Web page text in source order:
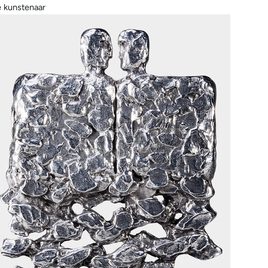
kunstenaar